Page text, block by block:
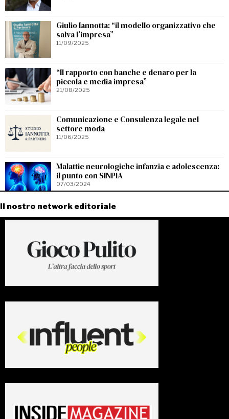
Giulio Iannotta: “il modello organizzativo che
salva l’impresa”
11/09/2025
“Il rapporto con banche e denaro per la
piccola e media impresa”
21/08/2025
Comunicazione e Consulenza legale nel
settore moda
11/06/2025
Malattie neurologiche infanzia e adolescenza:
il punto con SINPIA
07/03/2024
Il nostro network editoriale